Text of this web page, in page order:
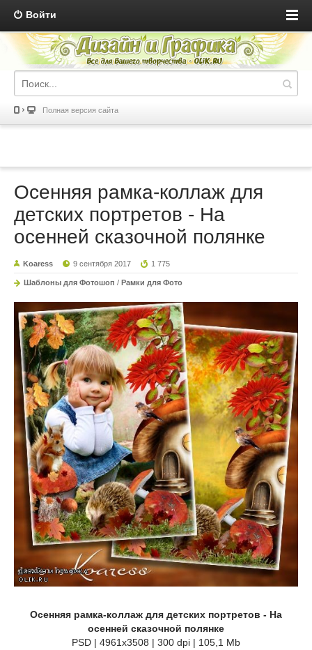
Войти
Полная версия сайта
Осенняя рамка-коллаж для
детских портретов - На
осенней сказочной полянке
Koaress 9 сентября 2017 1 775
Шаблоны для Фотошоп / Рамки для Фото
Осенняя рамка-коллаж для детских портретов - На
осенней сказочной полянке
PSD | 4961x3508 | 300 dpi | 105,1 Mb